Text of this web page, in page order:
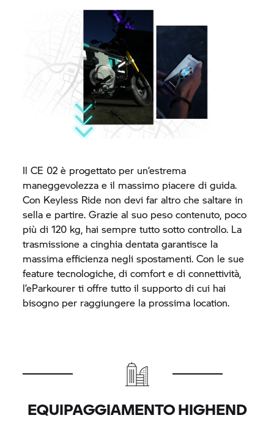
IlCE 02 è progettato per un’estrema
maneggevolezza e il massimo piacere di guida.
Con Keyless Ride non devi far altro che saltare in
sella e partire. Grazie al suo peso contenuto, poco
più di 120 kg, hai sempre tutto sotto controllo. La
trasmissione a cinghia dentata garantisce la
massima efficienza negli spostamenti. Con le sue
feature tecnologiche, di comfort e di connettività,
l’eParkourer ti offre tutto il supporto di cui hai
bisogno per raggiungere la prossima location.
EQUIPAGGIAMENTO HIGHEND